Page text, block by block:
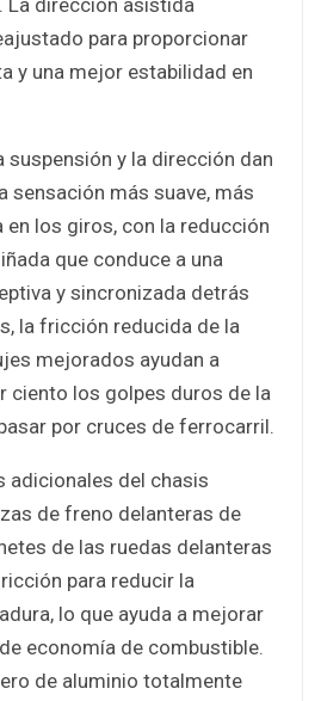
La dirección asistida
para proporcionar
y una mejor estabilidad en
suspensión y la dirección dan
sensación más suave, más
en los giros, con la reducción
que conduce a una
y sincronizada detrás
la fricción reducida de la
mejorados ayudan a
ciento los golpes duros de la
por cruces de ferrocarril.
adicionales del chasis
de freno delanteras de
de las ruedas delanteras
para reducir la
lo que ayuda a mejorar
economía de combustible.
de aluminio totalmente